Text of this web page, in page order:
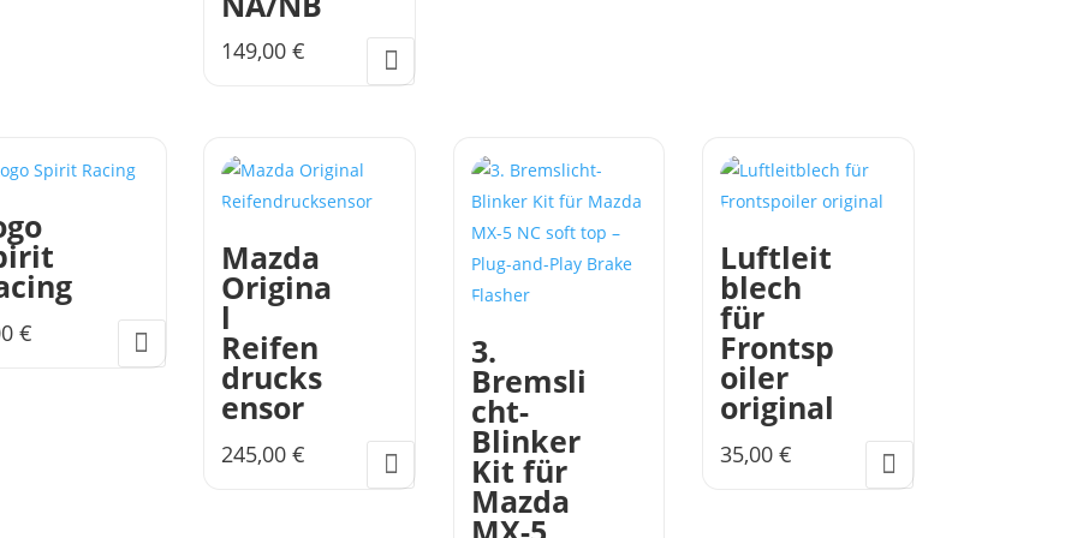
149,00€
€
Mazda
Origina
l
Reifen
drucks
ensor
245,00€
3.
Bremsli
cht-
Blinker
Kit für
Mazda
Luftleit
blech
für
Frontsp
oiler
original
35,00 €